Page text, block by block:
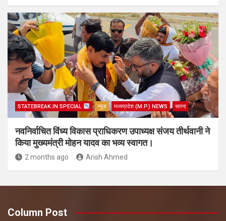
STATEBREAK.IN SPECIAL न्यूज़ मध्यप्रदेश (M.P.) NEWS सतना
नवनिर्वाचित विंध्य विकास प्राधिकरण उपाध्यक्ष संजय तीर्थवानी ने
किया मुख्यमंत्री मोहन यादव का भव्य स्वागत।
2 months ago Arish Ahmed
Column Post